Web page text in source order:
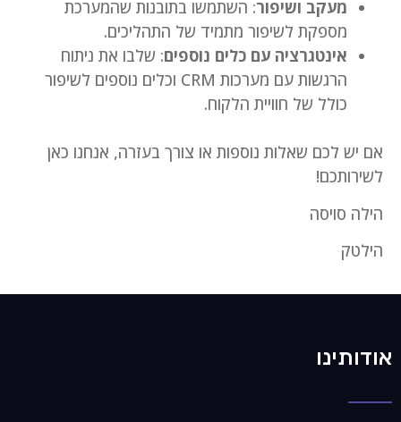
מעקב ושיפור: השתמשו בתובנות שהמערכת
מספקת לשיפור מתמיד של התהליכים.
אינטגרציה עם כלים נוספים: שלבו את ניתוח
הרגשות עם מערכות CRM וכלים נוספים לשיפור
כולל של חוויית הלקוח.
אם יש לכם שאלות נוספות או צורך בעזרה, אנחנו כאן
לשירותכם!
הילה סויסה
הילטק
אודותינו